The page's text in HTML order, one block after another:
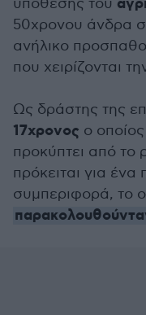
υπόθεσης του
50χρονου άνδρα
ανήλικο
που χειρίζονται
Ως δράστης της
17χρονος ο
προκύπτει από το
πρόκειται για ένα
συμπεριφορά, το